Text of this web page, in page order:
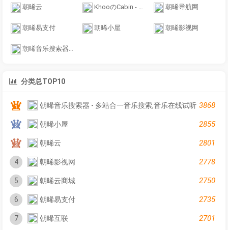
朝晞云 KhooのCabin - 邱先森的快乐小屋 朝晞导航网
朝晞易支付 朝晞小屋 朝晞影视网
朝晞音乐搜索器 - 多站合一音乐搜索,音乐在线试听
分类总TOP10
朝晞音乐搜索器 - 多站合一音乐搜索,音乐在线试听 3868
朝晞小屋 2855
朝晞云 2801
4 朝晞影视网 2778
5 朝晞云商城 2750
6 朝晞易支付 2735
7 朝晞互联 2701